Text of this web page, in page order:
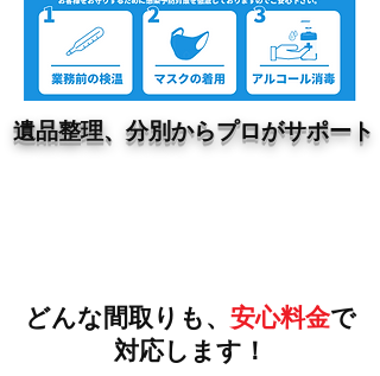
遺品整理、分別からプロがサポート
どんな間取りも、 安心料金で
対応します！